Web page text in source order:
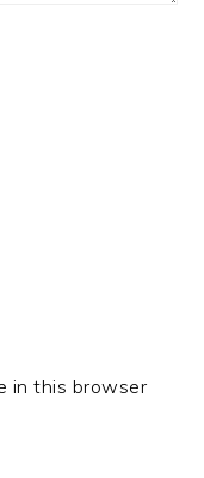
in this browser